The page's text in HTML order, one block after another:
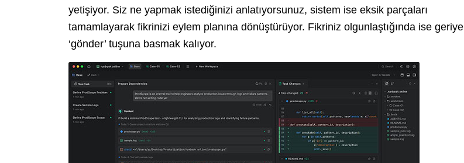
yetişiyor. Siz ne yapmak istediğinizi anlatıyorsunuz, sistem ise eksik parçaları
tamamlayarak fikrinizi eylem planına dönüştürüyor. Fikriniz olgunlaştığında ise geriye
‘gönder’ tuşuna basmak kalıyor.